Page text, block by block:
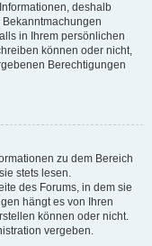
deshalb
in Ihrem persönlichen
können oder nicht,
Berechtigungen
zu dem Bereich
stets lesen.
des Forums, in dem sie
hängt es von Ihren
können oder nicht.
vergeben.